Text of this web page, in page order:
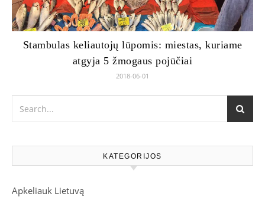
Stambulas keliautojų lūpomis: miestas, kuriame
atgyja 5 žmogaus pojūčiai
2018-06-01
KATEGORIJOS
Apkeliauk Lietuvą